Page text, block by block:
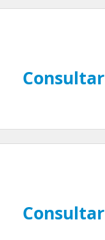
Consultar
Consultar